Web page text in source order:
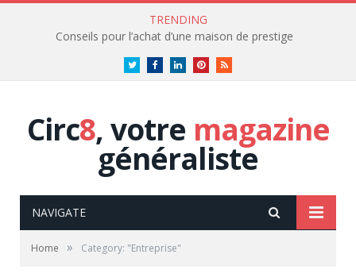
TRENDING
Conseils pour l’achat d’une maison de prestige
TwitterFacebookLinkedInPinterestRSS
Circ8, votre magazine
généraliste
NAVIGATE
Home » Category: "Entreprise"